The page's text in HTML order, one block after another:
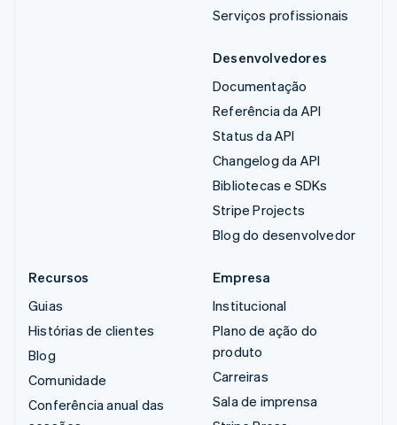
Serviços profissionais
Desenvolvedores
Documentação
Referência da API
Status da API
Changelog da API
Bibliotecas e SDKs
Stripe Projects
Blog do desenvolvedor
Recursos
Guias
Histórias de clientes
Blog
Comunidade
Conferência anual das
Empresa
Institucional
Plano de ação do
produto
Carreiras
Sala de imprensa